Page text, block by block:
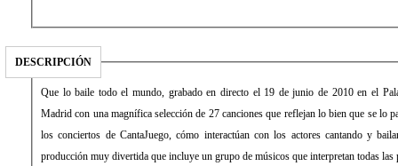
DESCRIPCIÓN
Que lo baile todo el mundo, grabado en directo el 19 de junio de 2010 en el
Madrid con una magnífica selección de 27 canciones que reflejan lo bien que se lo
los conciertos de CantaJuego, cómo interactúan con los actores cantando y
producción muy divertida que incluye un grupo de músicos que interpretan todas las